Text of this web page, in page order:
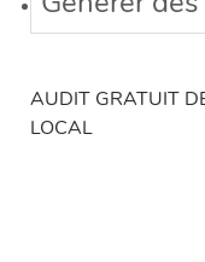
AUDIT GRATUIT
LOCAL